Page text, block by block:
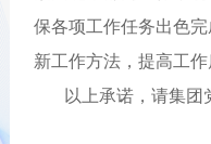
保各项工作任务出色
新工作方法，提高工作
以上承诺，请集团